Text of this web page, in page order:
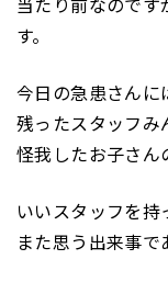
す。
今日の急患さんに
残ったスタッフみ
怪我したお子さん
いいスタッフを持
また思う出来事で